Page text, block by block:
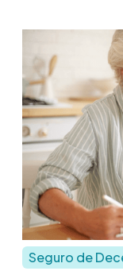
Seguro de